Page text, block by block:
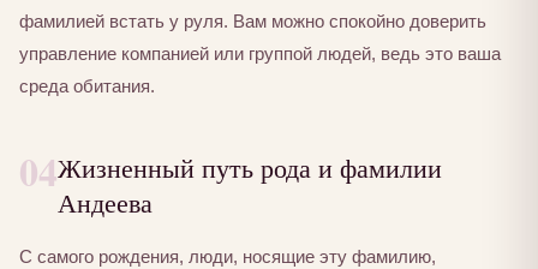
фамилией встать у руля. Вам можно спокойно доверить
управление компанией или группой людей, ведь это ваша
среда обитания.
04Жизненный путь рода и фамилии
Андеева
С самого рождения, люди, носящие эту фамилию,